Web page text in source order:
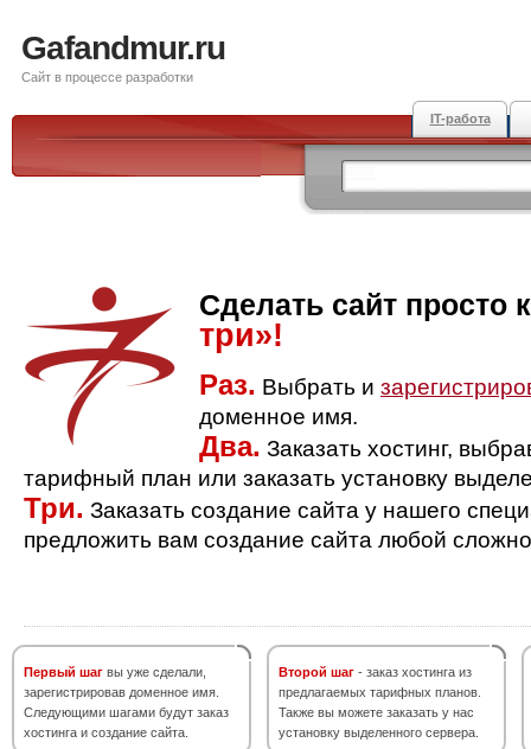
Gafandmur.ru
Сайт в процессе разработки
IT-работа
Сделать сайт просто
три»!
Раз. Выбрать и
доменное имя.
Два. Заказать хостинг,
тарифный план или заказать установку
Три. Заказать создание сайта у нашего
предложить вам создание сайта любой
Первый шаг вы уже сделали,
зарегистрировав доменное имя.
Следующими шагами будут заказ
хостинга и создание сайта.
Второй шаг - заказ хостинга из
предлагаемых тарифных планов.
Также вы можете заказать у нас
установку выделенного сервера.